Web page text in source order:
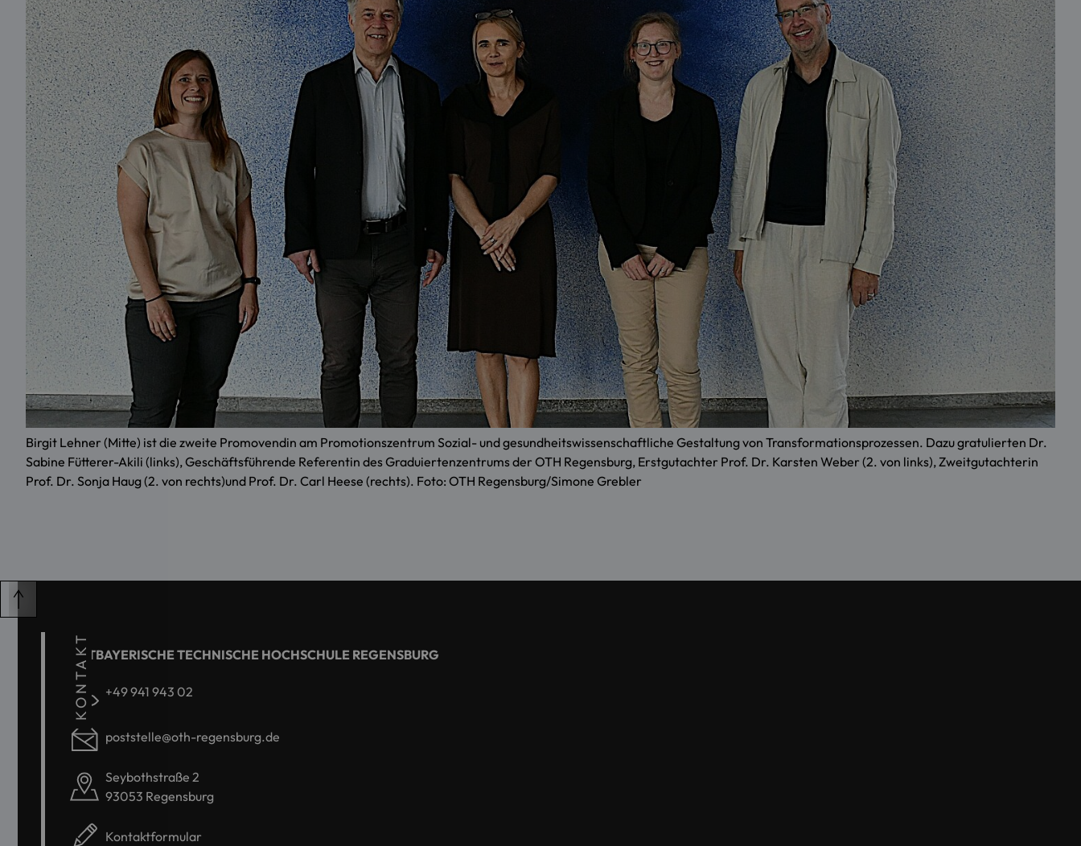
Birgit Lehner (Mitte) ist die zweite Promovendin am Promotionszentrum Sozial- und gesundheitswissenschaftliche Gestaltung von Transformationsprozessen. Dazu gratulierten Dr.
Sabine Fütterer-Akili (links), Geschäftsführende Referentin des Graduiertenzentrums der OTH Regensburg, Erstgutachter Prof. Dr. Karsten Weber (2. von links), Zweitgutachterin
Prof. Dr. Sonja Haug (2. von rechts)und Prof. Dr. Carl Heese (rechts). Foto: OTH Regensburg/Simone Grebler
KONTAKT
OSTBAYERISCHE TECHNISCHE HOCHSCHULE REGENSBURG
+49 941 943 02
poststelle@oth-regensburg.de
Seybothstraße 2
93053 Regensburg
Kontaktformular